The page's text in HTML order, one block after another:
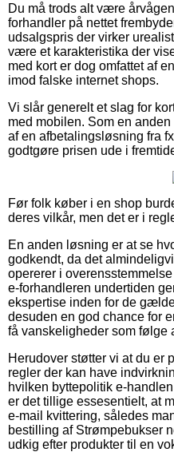
Du må trods alt være
forhandler på nettet
udsalgspris der virker
være et karakteristika der
med kort er dog omfattet af
imod falske internet shops.
Vi slår generelt et slag for
med mobilen. Som en
af en afbetalingsløsning fra
godtgøre prisen ude i
Før folk køber i en shop
deres vilkår, men det er i
En anden løsning er at se
godkendt, da det
opererer i
e-forhandleren undertiden
ekspertise inden for de
desuden en god chance for
få vanskeligheder som følge
Herudover støtter vi at du er
regler der kan have
hvilken byttepolitik e-
er det tillige essesentielt, at
e-mail kvittering, således
bestilling af Strømpebukser
udkig efter produkter til en